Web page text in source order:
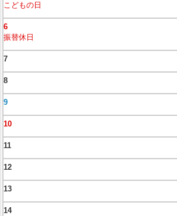
こどもの日
6
振替休日
7
8
9
10
11
12
13
14